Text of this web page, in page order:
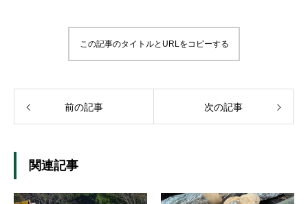
この記事のタイトルとURLをコピーする
前の記事 次の記事
関連記事